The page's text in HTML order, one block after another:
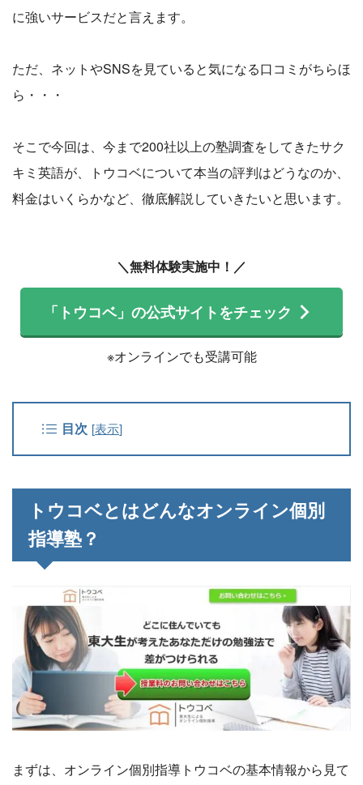
に強いサービスだと言えます。
ただ、ネットやSNSを見ていると気になる口コミがちらほ
ら・・・
そこで今回は、今まで200社以上の塾調査をしてきたサク
キミ英語が、トウコベについて本当の評判はどうなのか、
料金はいくらかなど、徹底解説していきたいと思います。
＼無料体験実施中！／
「トウコベ」の公式サイトをチェック
※オンラインでも受講可能
目次 [表示]
トウコベとはどんなオンライン個別
指導塾？
まずは、オンライン個別指導トウコベの基本情報から見て